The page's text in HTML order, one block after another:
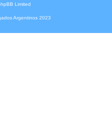
Limited
Argentinos 2023